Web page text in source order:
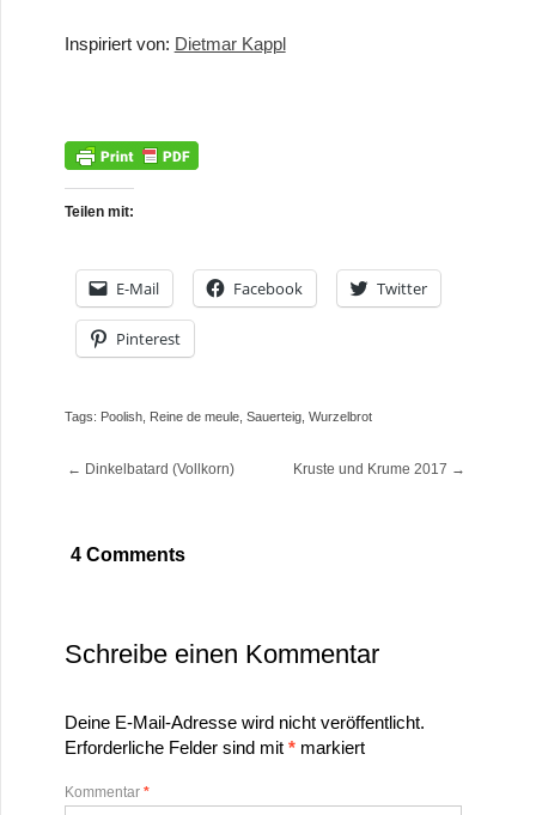
Inspiriert von: Dietmar Kappl
Teilen mit:
E-Mail Facebook Twitter
Pinterest
Tags: Poolish, Reine de meule, Sauerteig, Wurzelbrot
Kruste und Krume 2017 →
← Dinkelbatard (Vollkorn)
4 Comments
Schreibe einen Kommentar
Deine E-Mail-Adresse wird nicht veröffentlicht.
Erforderliche Felder sind mit *markiert
Kommentar *